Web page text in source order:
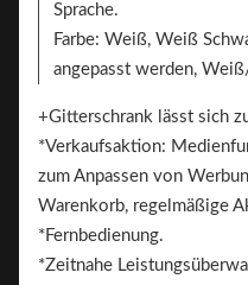
Sprache.
Farbe: Weiß, Weiß
angepasst werden,
+Gitterschrank lässt sich
*Verkaufsaktion:
zum Anpassen von
Warenkorb, regelmäßige
*Fernbedienung.
*Zeitnahe